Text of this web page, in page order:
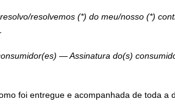
resolvemos (*) do meu/nosso (*)
— Assinatura do(s)
foi entregue e acompanhada de toda